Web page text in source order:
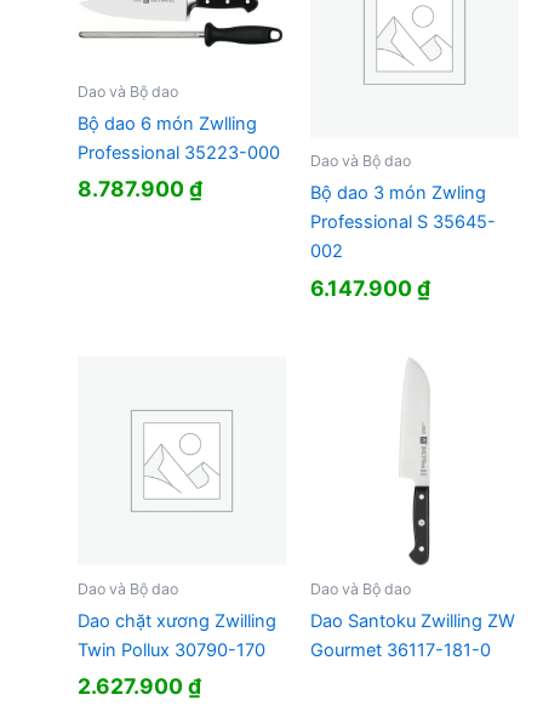
Dao và Bộ dao
Bộ dao 6 món Zwlling
Professional 35223-000
8.787.900₫
Dao và Bộ dao
Bộ dao 3 món Zwling
Professional S 35645-
002
6.147.900₫
Dao và Bộ dao
Dao chặt xương Zwilling
Twin Pollux 30790-170
2.627.900₫
Dao và Bộ dao
Dao Santoku Zwilling ZW
Gourmet 36117-181-0